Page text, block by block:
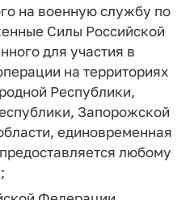
на военную службу по
Силы Российской
для участия в
на территориях
Республики,
Запорожской
единовременная
любому